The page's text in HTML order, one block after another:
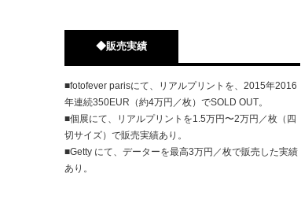
◆販売実績
■fotofever parisにて、リアルプリントを、2015年2016
年連続350EUR（約4万円／枚）でSOLD OUT。
■個展にて、リアルプリントを1.5万円〜2万円／枚（四
切サイズ）で販売実績あり。
■Getty にて、データーを最高3万円／枚で販売した実績
あり。